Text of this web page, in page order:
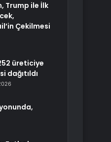
Trump ile İlk
Çekilmesi
üreticiye
dağıtıldı